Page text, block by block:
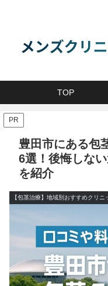
TOP
PR
豊田市にある包
6選！後悔しな
を紹介
【包茎治療】地域別おすすめクリニ